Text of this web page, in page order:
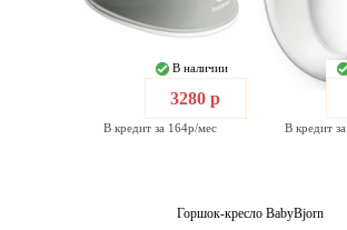
В наличии
3280 р
В кредит за 164р/мес В кредит
Горшок-кресло BabyBjorn